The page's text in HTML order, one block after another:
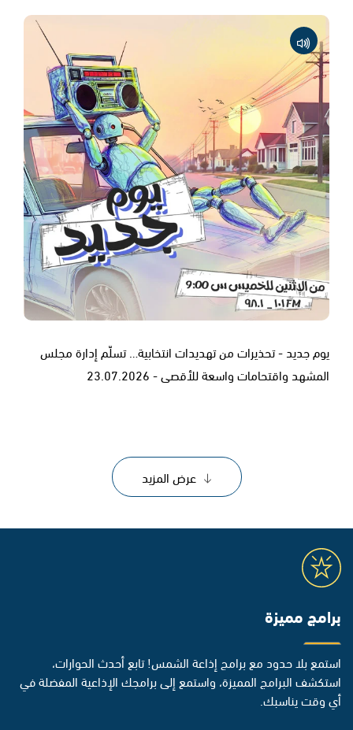
يوم جديد - تحذيرات من تهديدات انتخابية… تسلّم إدارة مجلس
المشهد واقتحامات واسعة للأقصى - 23.07.2026
عرض المزيد
برامج مميزة
استمع بلا حدود مع برامج إذاعة الشمس! تابع أحدث الحوارات،
استكشف البرامج المميزة، واستمع إلى برامجك الإذاعية المفضلة في
أي وقت يناسبك.